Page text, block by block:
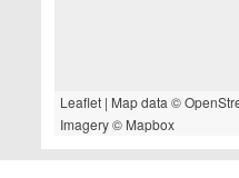
Leaflet| Map data ©
Imagery © Mapbox